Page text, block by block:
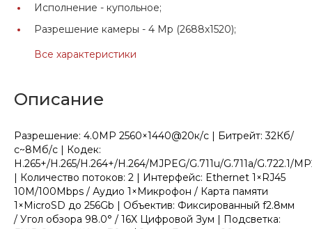
Исполнение - купольное;
Разрешение камеры - 4 Мр (2688х1520);
Все характеристики
Описание
Разрешение: 4.0МР 2560×1440@20к/с | Битрейт: 32Кб/
с~8Мб/с | Кодек:
H.265+/H.265/H.264+/H.264/MJPEG/G.711u/G.711a/G.722.1/
| Количество потоков: 2 | Интерфейс: Ethernet 1×RJ45
10M/100Mbps / Аудио 1×Микрофон / Карта памяти
1×MicroSD до 256Gb | Объектив: Фиксированный f2.8мм
/ Угол обзора 98.0° / 16X Цифровой Зум | Подсветка: